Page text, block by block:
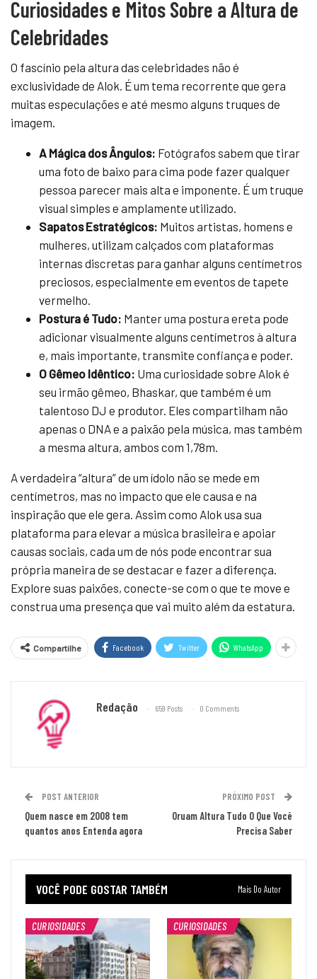
Curiosidades e Mitos Sobre a Altura de
Celebridades
O fascínio pela altura das celebridades não é
exclusividade de Alok. É um tema recorrente que gera
muitas especulações e até mesmo alguns truques de
imagem.
A Mágica dos Ângulos: Fotógrafos sabem que tirar
uma foto de baixo para cima pode fazer qualquer
pessoa parecer mais alta e imponente. É um truque
visual simples e amplamente utilizado.
Sapatos Estratégicos: Muitos artistas, homens e
mulheres, utilizam calçados com plataformas
internas discretas para ganhar alguns centímetros
preciosos, especialmente em eventos de tapete
vermelho.
Postura é Tudo: Manter uma postura ereta pode
adicionar visualmente alguns centímetros à altura
e, mais importante, transmite confiança e poder.
O Gêmeo Idêntico: Uma curiosidade sobre Alok é
seu irmão gêmeo, Bhaskar, que também é um
talentoso DJ e produtor. Eles compartilham não
apenas o DNA e a paixão pela música, mas também
a mesma altura, ambos com 1,78m.
A verdadeira “altura” de um ídolo não se mede em
centímetros, mas no impacto que ele causa e na
inspiração que ele gera. Assim como Alok usa sua
plataforma para elevar a música brasileira e apoiar
causas sociais, cada um de nós pode encontrar sua
própria maneira de se destacar e fazer a diferença.
Explore suas paixões, conecte-se com o que te move e
construa uma presença que vai muito além da estatura.
Compartilhe Facebook Twitter WhatsApp
Redação 659 Posts 0 Comments
POST ANTERIOR
Quem nasce em 2008 tem
quantos anos Entenda agora
PRÓXIMO POST
Oruam Altura Tudo O Que Você
Precisa Saber
VOCÊ PODE GOSTAR TAMBÉM Mais Do Autor
CURIOSIDADES CURIOSIDADES